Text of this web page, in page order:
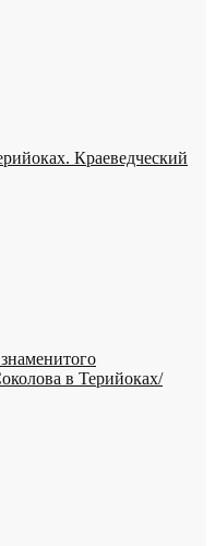
Краеведческий
в Терийоках/